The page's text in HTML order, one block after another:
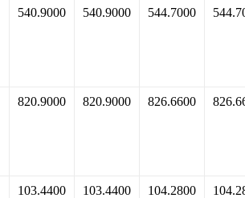
540.9000 540.9000 544.7000
820.9000 820.9000 826.6600
103.4400 103.4400 104.2800